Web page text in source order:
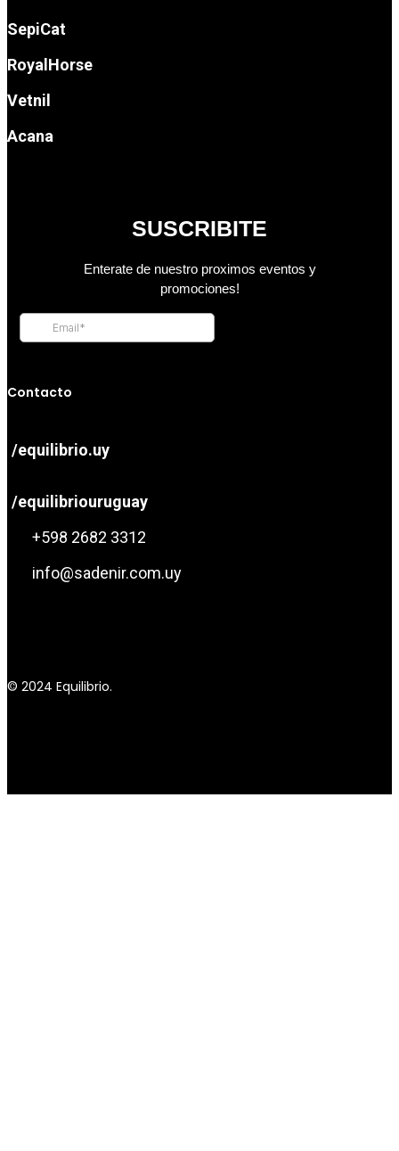
SepiCat
RoyalHorse
Vetnil
Acana
Contacto
/equilibrio.uy
/equilibriouruguay
+598 2682 3312
info@sadenir.com.uy
© 2024 Equilibrio.